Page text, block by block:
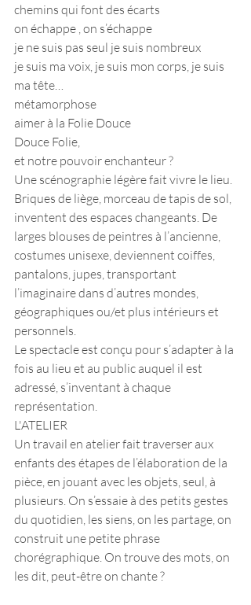
chemins qui font des écarts
on échappe , on s’échappe
je ne suis pas seul je suis nombreux
je suis ma voix, je suis mon corps, je suis
ma tête…
métamorphose
aimer à la Folie Douce
Douce Folie,
et notre pouvoir enchanteur ?
Une scénographie légère fait vivre le lieu.
Briques de liège, morceau de tapis de sol,
inventent des espaces changeants. De
larges blouses de peintres à l’ancienne,
costumes unisexe, deviennent coiffes,
pantalons, jupes, transportant
l’imaginaire dans d’autres mondes,
géographiques ou/et plus intérieurs et
personnels.
Le spectacle est conçu pour s’adapter à la
fois au lieu et au public auquel il est
adressé, s’inventant à chaque
représentation.
L'ATELIER
Un travail en atelier fait traverser aux
enfants des étapes de l’élaboration de la
pièce, en jouant avec les objets, seul, à
plusieurs. On s’essaie à des petits gestes
du quotidien, les siens, on les partage, on
construit une petite phrase
chorégraphique. On trouve des mots, on
les dit, peut-être on chante ?